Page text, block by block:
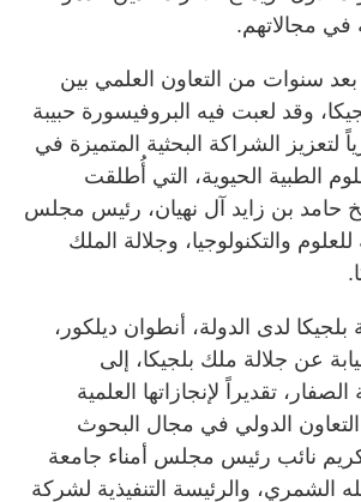
في مجالاتهم.
بعد سنوات من التعاون العلمي بين
وقد لعبت فيه البروفيسورة حبيبة
لتعزيز الشراكة البحثية المتميزة في
الطبية الحيوية، التي أُطلقت
حامد بن زايد آل نهيان، رئيس مجلس
والتكنولوجيا، وجلالة الملك
لدى الدولة، أنطوان ديلكور،
عن جلالة ملك بلجيكا، إلى
تقديراً لإنجازاتها العلمية
الدولي في مجال البحوث
نائب رئيس مجلس أمناء جامعة
الشمري، والرئيسة التنفيذية لشركة